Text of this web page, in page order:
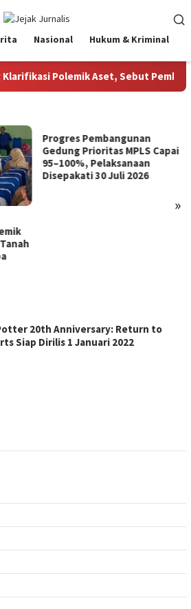
Nasional Hukum & Kriminal
Polemik Aset, Sebut
»
Progres Pembangunan
Gedung Prioritas MPLS Capai
95–100%, Pelaksanaan
Disepakati 30 Juli 2026
20th Anniversary: Return to
Siap Dirilis 1 Januari 2022